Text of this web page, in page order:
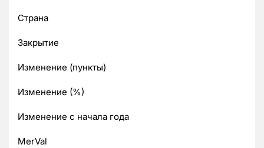
Страна
Закрытие
Изменение (пункты)
Изменение (%)
Изменение с начала года
MerVal